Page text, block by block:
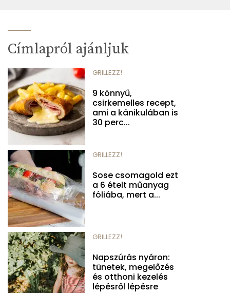
Címlapról ajánljuk
GRILLEZZ!
9 könnyű,
csirkemelles recept,
ami a kánikulában is
30 perc...
GRILLEZZ!
Sose csomagold ezt
a 6 ételt műanyag
fóliába, mert a...
GRILLEZZ!
Napszúrás nyáron:
tünetek, megelőzés
és otthoni kezelés
lépésről lépésre